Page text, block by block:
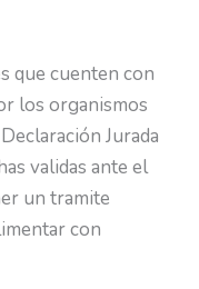
que cuenten con
los organismos
Jurada
validas ante el
un tramite
con